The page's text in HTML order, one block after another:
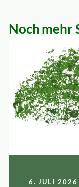
Noch mehr
6. JULI 2026